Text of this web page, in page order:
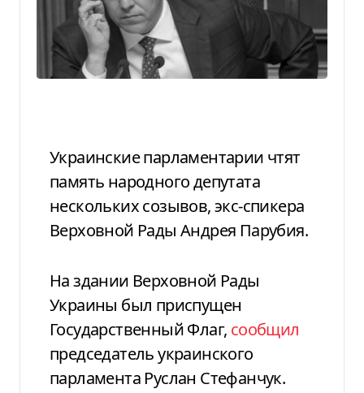
Украинские парламентарии чтят
память народного депутата
нескольких созывов, экс-спикера
Верховной Рады Андрея Парубия.
На здании Верховной Рады
Украины был приспущен
Государственный Флаг, сообщил
председатель украинского
парламента Руслан Стефанчук.